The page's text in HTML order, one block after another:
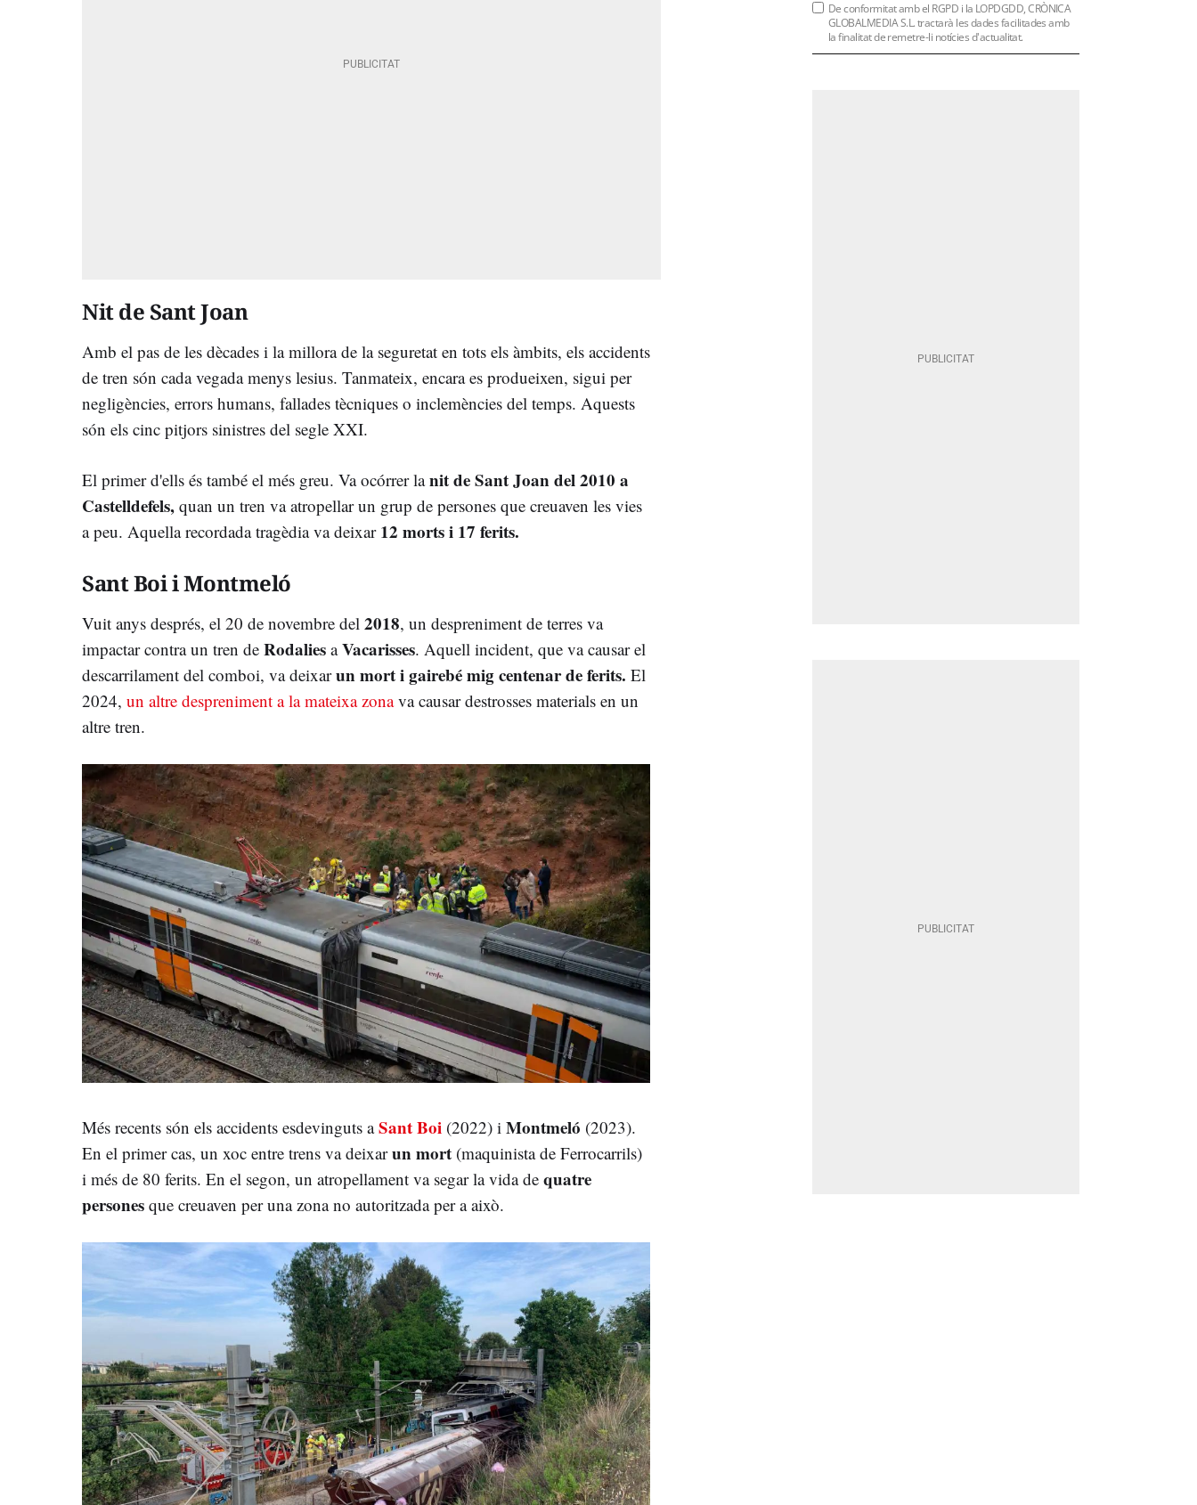
Nit de Sant Joan
Amb el pas de les dècades i la millora de la seguretat en tots els àmbits, els accidents
de tren són cada vegada menys lesius. Tanmateix, encara es produeixen, sigui per
negligències, errors humans, fallades tècniques o inclemències del temps. Aquests
són els cinc pitjors sinistres del segle XXI.
El primer d'ells és també el més greu. Va ocórrer lanit de Sant Joan del 2010 a
Castelldefels, quan un tren va atropellar un grup de persones que creuaven les vies
a peu. Aquella recordada tragèdia va deixar 12 morts i 17 ferits.
Sant Boi i Montmeló
Vuit anys després, el 20 de novembre del 2018, un despreniment de terres va
impactar contra un tren de Rodalies aVacarisses. Aquell incident, que va causar el
descarrilament del comboi, va deixarun mort i gairebé mig centenar de ferits. El
2024, un altre despreniment a la mateixa zonava causar destrosses materials en un
altre tren.
Més recents són els accidents esdevinguts aSant Boi (2022) i Montmeló (2023).
En el primer cas, un xoc entre trens va deixarun mort (maquinista de Ferrocarrils)
i més de 80 ferits. En el segon, un atropellament va segar la vida de quatre
persones que creuaven per una zona no autoritzada per a això.
De conformitat amb el RGPD i la LOPDGDD, CRÒNICA
GLOBALMEDIA S.L. tractarà les dades facilitades amb
la finalitat de remetre-li notícies d'actualitat.